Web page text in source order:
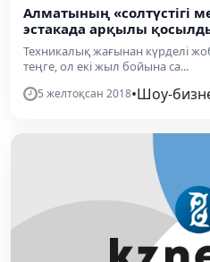
Алматының «солтүстігі
эстакада арқылы
Техникалық жағынан күрделі
теңге, ол екі жыл бойына са...
5 желтоқсан 2018•Шоу-